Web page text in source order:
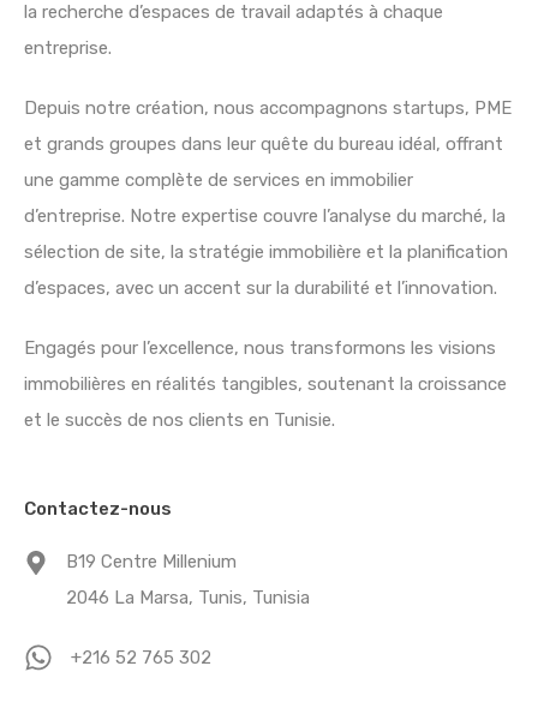
la recherche d’espaces de travail adaptés à chaque
entreprise.
Depuis notre création, nous accompagnons startups, PME
et grands groupes dans leur quête du bureau idéal, offrant
une gamme complète de services en immobilier
d’entreprise. Notre expertise couvre l’analyse du marché, la
sélection de site, la stratégie immobilière et la planification
d’espaces, avec un accent sur la durabilité et l’innovation.
Engagés pour l’excellence, nous transformons les visions
immobilières en réalités tangibles, soutenant la croissance
et le succès de nos clients en Tunisie.
Contactez-nous
B19 Centre Millenium
2046 La Marsa, Tunis, Tunisia
+216 52 765 302